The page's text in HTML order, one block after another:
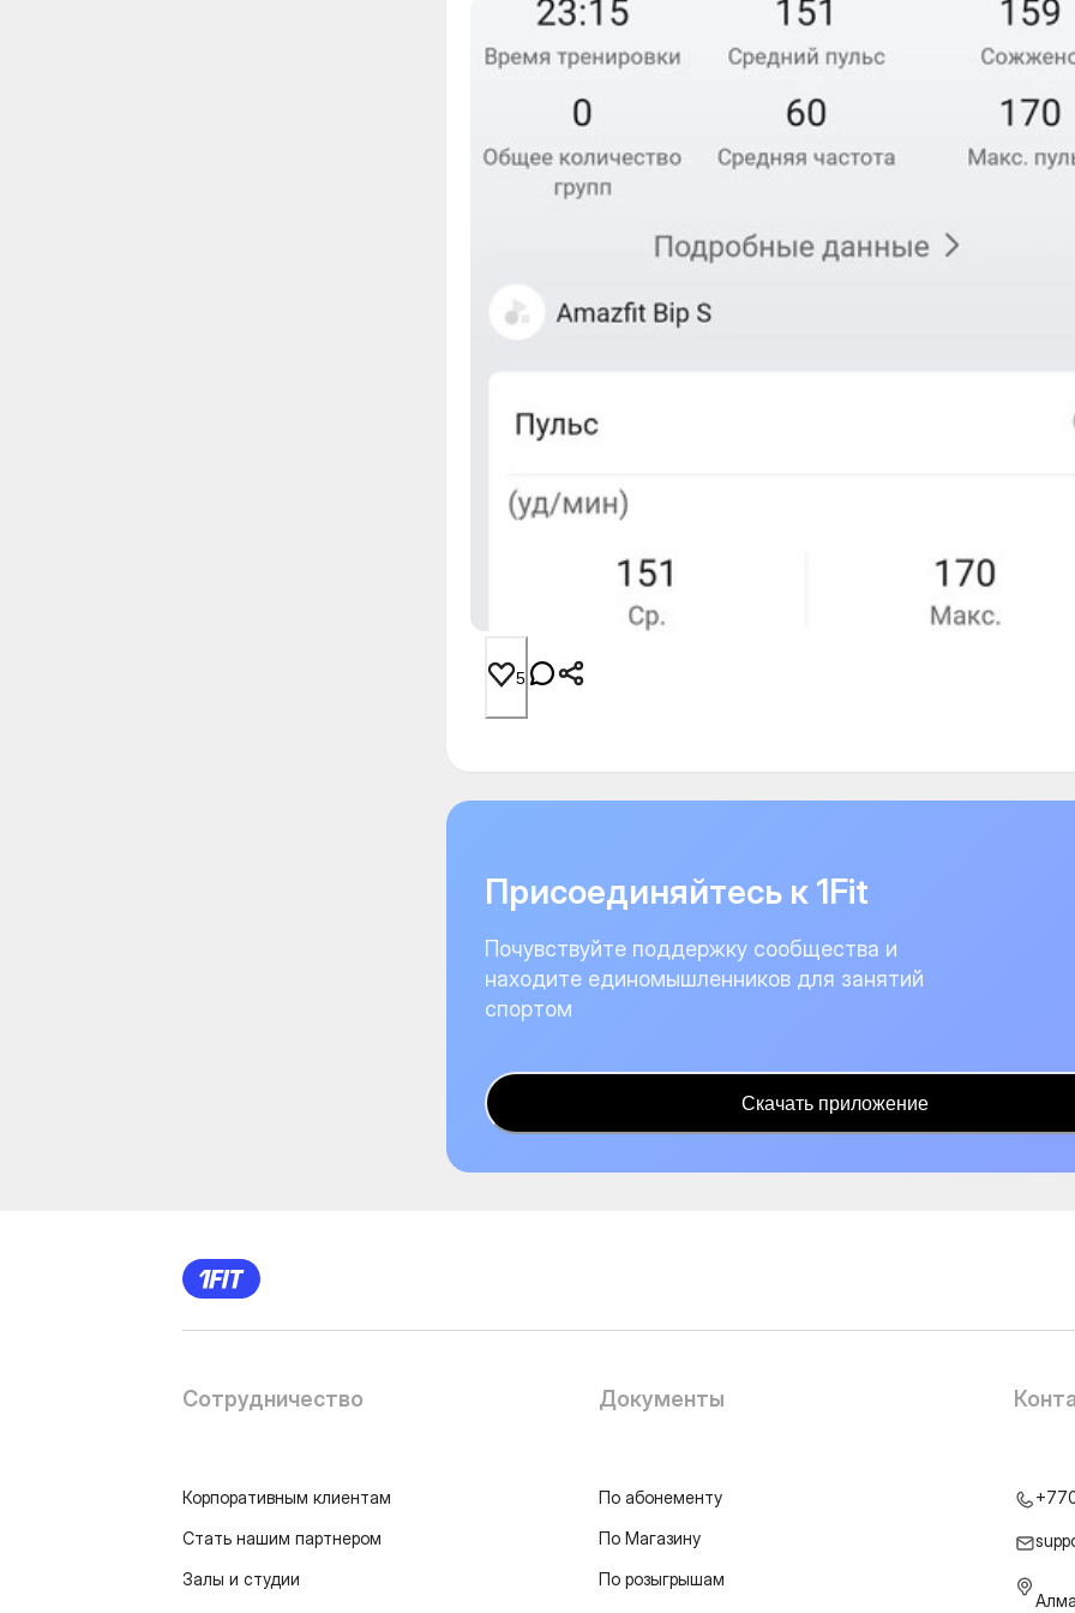
5
Присоединяйтесь к 1Fit
Почувствуйте поддержку сообщества и
находите единомышленников для занятий
спортом
Скачать приложение
Сотрудничество
Корпоративным клиентам
Стать нашим партнером
Залы и студии
Документы
По абонементу
По Магазину
По розыгрышам